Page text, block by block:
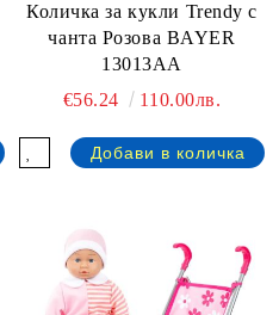
Количка за кукли Trendy с
чанта Розова BAYER
13013AA
€56.24
110.00лв.